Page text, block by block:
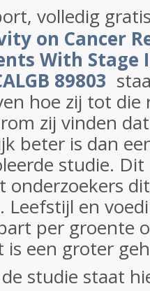
volledig
on Cancer
With Stage
89803
hoe zij tot die
zij vinden
beter is dan
studie. Dit
onderzoekers
Leefstijl en
per groente
is een groter
studie staat